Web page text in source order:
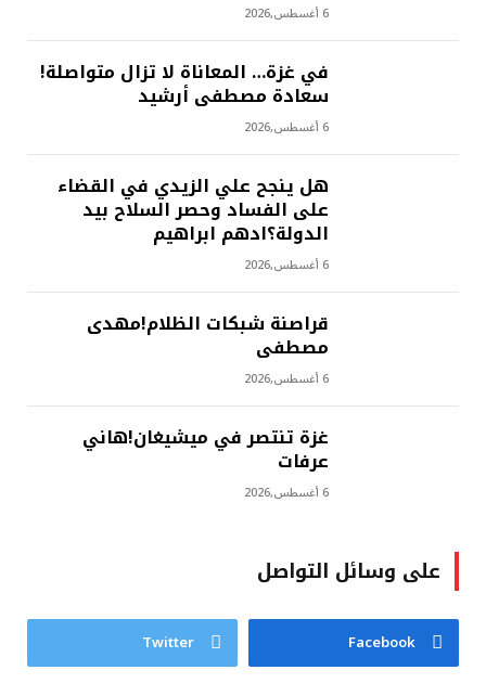
6 أغسطس,2026
في غزة… المعاناة لا تزال متواصلة!
سعادة مصطفى أرشيد
6 أغسطس,2026
هل ينجح علي الزيدي في القضاء
على الفساد وحصر السلاح بيد
الدولة؟ادهم ابراهيم
6 أغسطس,2026
‫قراصنة شبكات الظلام!مهدى
مصطفى
6 أغسطس,2026
غزة تنتصر في ميشيغان!هاني
عرفات
6 أغسطس,2026
على وسائل التواصل
Facebook
Twitter